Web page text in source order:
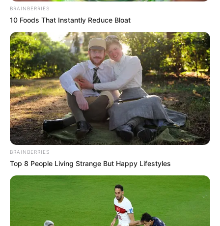
BRAINBERRIES
10 Foods That Instantly Reduce Bloat
BRAINBERRIES
Top 8 People Living Strange But Happy Lifestyles